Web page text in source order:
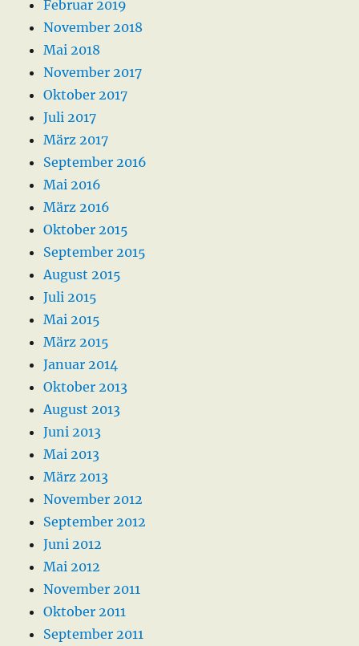
Februar 2019
November 2018
Mai 2018
November 2017
Oktober 2017
Juli 2017
März 2017
September 2016
Mai 2016
März 2016
Oktober 2015
September 2015
August 2015
Juli 2015
Mai 2015
März 2015
Januar 2014
Oktober 2013
August 2013
Juni 2013
Mai 2013
März 2013
November 2012
September 2012
Juni 2012
Mai 2012
November 2011
Oktober 2011
September 2011